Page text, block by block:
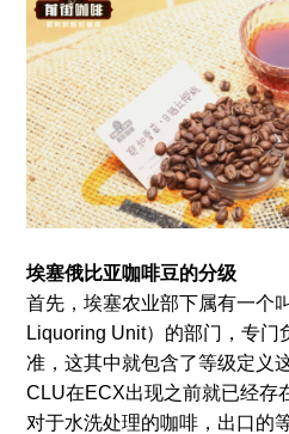
埃塞俄比亚咖啡豆的分级
首先，埃塞农业部下属有一个
Liquoring Unit）的部门，专门
准，这其中就包含了等级定义
CLU在ECX出现之前就已经存
对于水洗处理的咖啡，出口的